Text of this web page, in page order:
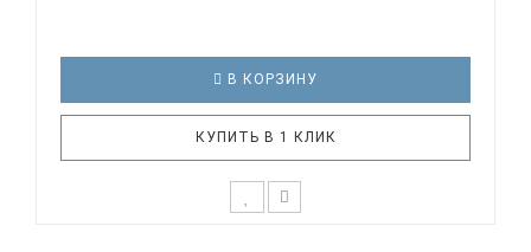
В КОРЗИНУ
КУПИТЬ В 1 КЛИК